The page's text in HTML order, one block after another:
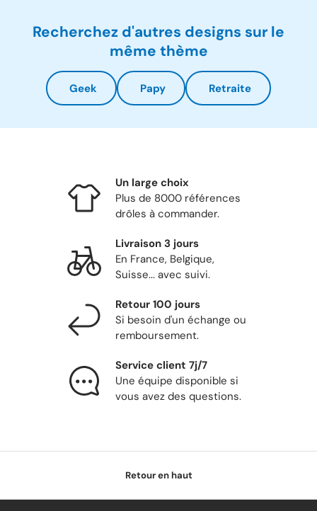
Recherchez d'autres designs sur le
même thème
Geek Papy Retraite
Un large choix
Plus de 8000 références
drôles à commander.
Livraison 3 jours
En France, Belgique,
Suisse... avec suivi.
Retour 100 jours
Si besoin d'un échange ou
remboursement.
Service client 7j/7
Une équipe disponible si
vous avez des questions.
Retour en haut